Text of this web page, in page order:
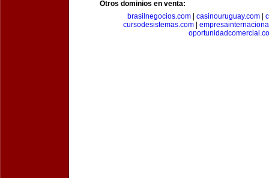
Otros dominios en venta:
brasilnegocios.com| casinouruguay.com|
cursodesistemas.com